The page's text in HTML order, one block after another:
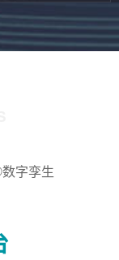
字孪生